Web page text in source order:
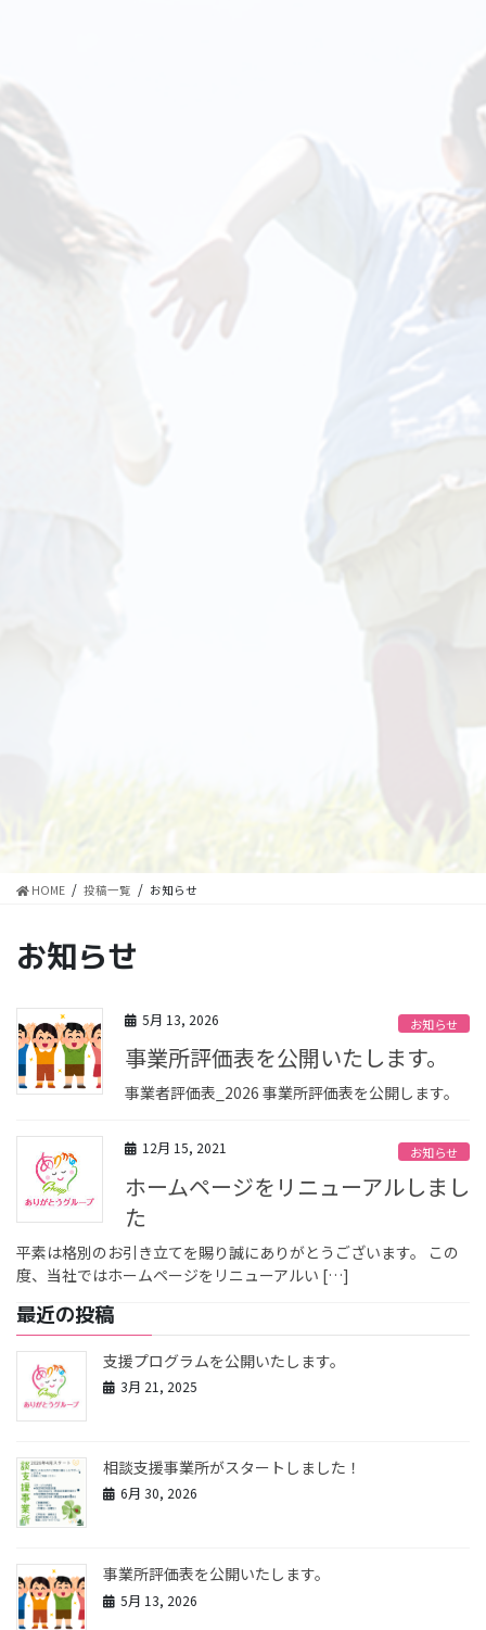
HOME 投稿一覧 お知らせ
お知らせ
5月 13, 2026 お知らせ
事業所評価表を公開いたします。
事業者評価表_2026 事業所評価表を公開します。
12月 15, 2021 お知らせ
ホームページをリニューアルしまし
た
平素は格別のお引き立てを賜り誠にありがとうございます。 この
度、当社ではホームページをリニューアルい […]
最近の投稿
支援プログラムを公開いたします。
3月 21, 2025
相談支援事業所がスタートしました！
6月 30, 2026
事業所評価表を公開いたします。
5月 13, 2026